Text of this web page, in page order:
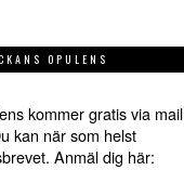
OPULENS
kommer gratis via mail
kan när som helst
Anmäl dig här: